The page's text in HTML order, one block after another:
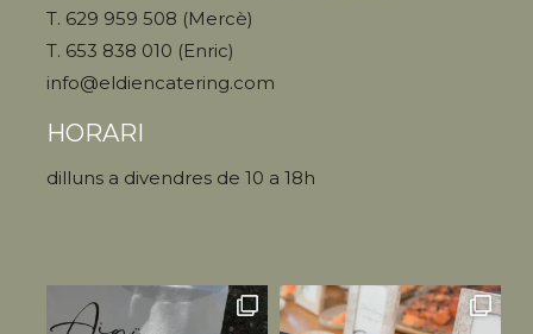
T. 629 959 508 (Mercè)
T. 653 838 010 (Enric)
info@eldiencatering.com
HORARI
dilluns a divendres de 10 a 18h